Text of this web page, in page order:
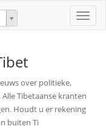
Toggle
over politieke,
Tibetaanse kranten
Houdt u er rekening
buiten Ti